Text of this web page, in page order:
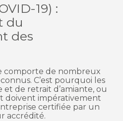
19) :
du
des
comporte de nombreux
C’est pourquoi les
et de retrait d’amiante, ou
doivent impérativement
certifiée par un
accrédité.